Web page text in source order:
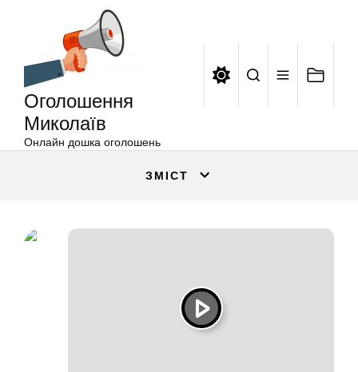
Оголошення
Миколаїв
Онлайн дошка оголошень
ЗМІСТ